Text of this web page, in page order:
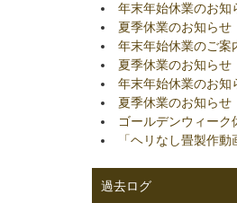
年末年始休業のお知
夏季休業のお知らせ
年末年始休業のご案
夏季休業のお知らせ
年末年始休業のお知
夏季休業のお知らせ
ゴールデンウィーク
「ヘリなし畳製作動
過去ログ